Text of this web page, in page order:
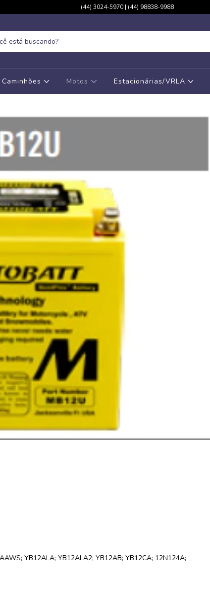
(44) 3024-5970 | (44) 98838-9988
Caminhões Motos Estacionárias/VRLA
YB12ALA; YB12ALA2; YB12AB; YB12CA; 12N124A;